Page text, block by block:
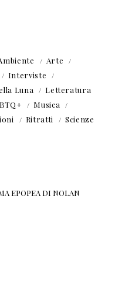
Arte
Interviste
Luna
Letteratura
Musica
Ritratti
Scienze
EPOPEA DI NOLAN